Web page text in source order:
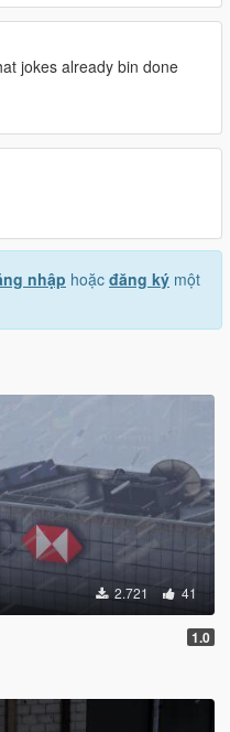
jokes already bin done
nhập hoặc đăng ký một
2.721 41
1.0